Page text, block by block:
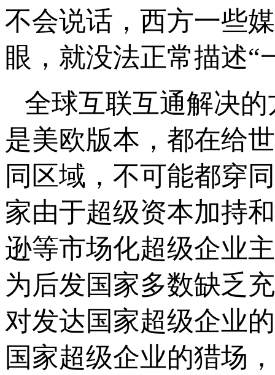
不会说话，西方一些
眼，就没法正常描述“
全球互联互通解决
是美欧版本，都在给
同区域，不可能都穿
家由于超级资本加持
逊等市场化超级企业
为后发国家多数缺乏
对发达国家超级企业
国家超级企业的猎场